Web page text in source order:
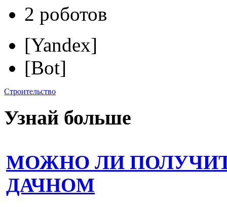
2 роботов
[Yandex]
[Bot]
Строительство
Узнай больше
МОЖНО ЛИ
ДАЧНОМ